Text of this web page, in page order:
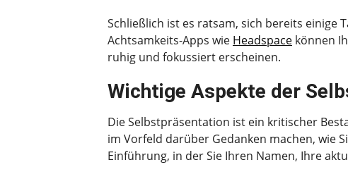
Schließlich ist es ratsam, sich bereits einige
Achtsamkeits-Apps wie Headspace können
ruhig und fokussiert erscheinen.
Wichtige Aspekte der
Die Selbstpräsentation ist ein kritischer
im Vorfeld darüber Gedanken machen, wie
Einführung, in der Sie Ihren Namen, Ihre